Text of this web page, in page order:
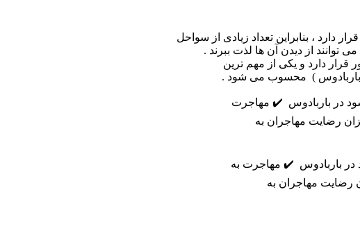
دارد ، بنابراین تعداد زیادی از سواحل
توانند از دیدن آن ها لذت ببرند .
باربادوس ) محسوب می شود .
باربادوس ✔️ مهاجرت به
رضایت مهاجران به